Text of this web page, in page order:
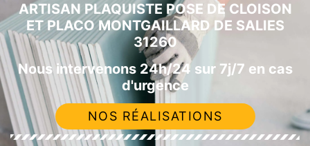
ARTISAN PLAQUISTE POSE DE CLOISON
ET PLACO MONTGAILLARD DE SALIES
31260
Nous intervenons 24h/24 sur 7j/7 en cas
d'urgence
NOS RÉALISATIONS